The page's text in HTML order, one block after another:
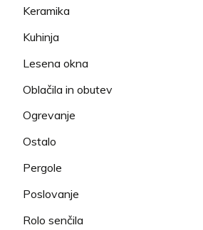
Keramika
Kuhinja
Lesena okna
Oblačila in obutev
Ogrevanje
Ostalo
Pergole
Poslovanje
Rolo senčila